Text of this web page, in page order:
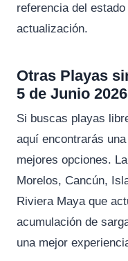
referencia del
actualización.
Otras Playas
5 de Junio 2026
Si buscas playas
aquí encontrarás
mejores opciones.
Morelos, Cancún,
Riviera Maya que
acumulación de
una mejor